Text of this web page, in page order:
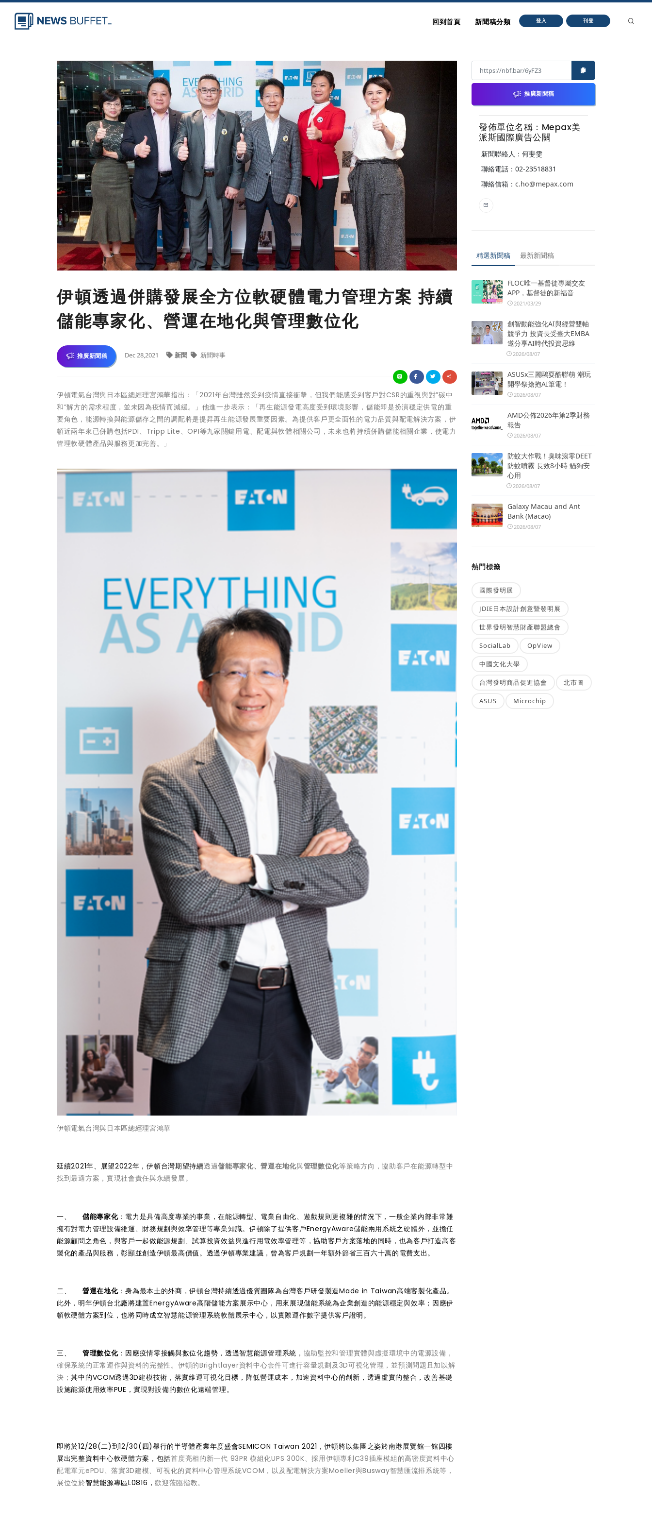
回到首頁 新聞稿分類 登入 刊登
伊頓透過併購發展全方位軟硬體電力管理方案 持續
儲能專家化、營運在地化與管理數位化
推廣新聞稿 Dec 28,2021 新聞 新聞時事
伊頓電氣台灣與日本區總經理宮鴻華指出：「2021年台灣雖然受到疫情直接衝擊，但我們能感受到客戶對CSR的重視與對”碳中
和”解方的需求程度，並未因為疫情而減緩。」他進一步表示：「再生能源發電高度受到環境影響，儲能即是扮演穩定供電的重
要角色，能源轉換與能源儲存之間的調配將是提昇再生能源發展重要因素。為提供客戶更全面性的電力品質與配電解決方案，伊
頓近兩年來已併購包括PDI、Tripp Lite、OPI等九家關鍵用電、配電與軟體相關公司，未來也將持續併購儲能相關企業，使電力
管理軟硬體產品與服務更加完善。」
伊頓電氣台灣與日本區總經理宮鴻華
延續2021年、展望2022年，伊頓台灣期望持續透過儲能專家化、營運在地化與管理數位化等策略方向，協助客戶在能源轉型中
找到最適方案，實現社會責任與永續發展。
一、 儲能專家化：電力是具備高度專業的事業，在能源轉型、電業自由化、遊戲規則更複雜的情況下，一般企業內部非常難
擁有對電力管理設備維運、財務規劃與效率管理等專業知識。伊頓除了提供客戶EnergyAware儲能兩用系統之硬體外，並擔任
能源顧問之角色，與客戶一起做能源規劃、試算投資效益與進行用電效率管理等，協助客戶方案落地的同時，也為客戶打造高客
製化的產品與服務，彰顯並創造伊頓最高價值。透過伊頓專業建議，曾為客戶規劃一年額外節省三百六十萬的電費支出。
二、 營運在地化：身為最本土的外商，伊頓台灣持續透過優質團隊為台灣客戶研發製造Made in Taiwan高端客製化產品。
此外，明年伊頓台北廠將建置EnergyAware高階儲能方案展示中心，用來展現儲能系統為企業創造的能源穩定與效率；因應伊
頓軟硬體方案到位，也將同時成立智慧能源管理系統軟體展示中心，以實際運作數字提供客戶證明。
三、 管理數位化：因應疫情零接觸與數位化趨勢，透過智慧能源管理系統， 協助監控和管理實體與虛擬環境中的電源設備，
確保系統的正常運作與資料的完整性。伊頓的Brightlayer資料中心套件可進行容量規劃及3D可視化管理，並預測問題且加以解
決；其中的VCOM透過3D建模技術，落實維運可視化目標，降低營運成本，加速資料中心的創新，透過虛實的整合，改善基礎
設施能源使用效率PUE，實現對設備的數位化遠端管理。
即將於12/28(二)到12/30(四)舉行的半導體產業年度盛會SEMICON Taiwan 2021，伊頓將以集團之姿於南港展覽館一館四樓
展出完整資料中心軟硬體方案，包括首度亮相的新一代 93PR 模組化UPS 300K、採用伊頓專利C39插座模組的高密度資料中心
配電單元ePDU、落實3D建模、可視化的資料中心管理系統VCOM，以及配電解決方案Moeller與Busway智慧匯流排系統等，
展位位於智慧能源專區L0816 ，歡迎蒞臨指教。
推廣新聞稿
發佈單位名稱：Mepax美
派斯國際廣告公關
新聞聯絡人：何斐雯
聯絡電話：02-23518831
聯絡信箱： c.ho@mepax.com
精選新聞稿 最新新聞稿
FLOC唯一基督徒專屬交友
APP，基督徒的新福音
2021/03/29
創智動能強化AI與經營雙軸
競爭力 投資長受臺大EMBA
邀分享AI時代投資思維
2026/08/07
ASUSx三麗鷗耍酷聯萌 潮玩
開學祭搶抱AI筆電！
2026/08/07
AMD公佈2026年第2季財務
報告
2026/08/07
防蚊大作戰！臭味滾零DEET
防蚊噴霧 長效8小時 貓狗安
心用
2026/08/07
Galaxy Macau and Ant
Bank (Macao)
2026/08/07
熱門標籤
國際發明展
JDIE日本設計創意暨發明展
世界發明智慧財產聯盟總會
SocialLab OpView
中國文化大學
台灣發明商品促進協會 北市圖
ASUS Microchip